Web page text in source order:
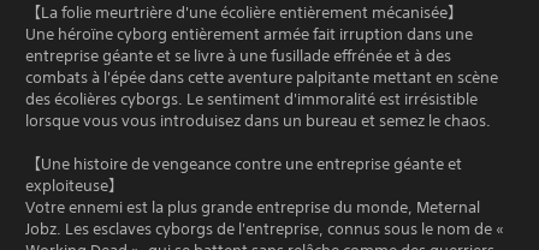
【La folie meurtrière d'une écolière entièrement mécanisée】
Une héroïne cyborg entièrement armée fait irruption dans une
entreprise géante et se livre à une fusillade effrénée et à des
combats à l'épée dans cette aventure palpitante mettant en scène
des écolières cyborgs. Le sentiment d'immoralité est irrésistible
lorsque vous vous introduisez dans un bureau et semez le chaos.
【Une histoire de vengeance contre une entreprise géante et
exploiteuse】
Votre ennemi est la plus grande entreprise du monde, Meternal
Jobz. Les esclaves cyborgs de l'entreprise, connus sous le nom de «